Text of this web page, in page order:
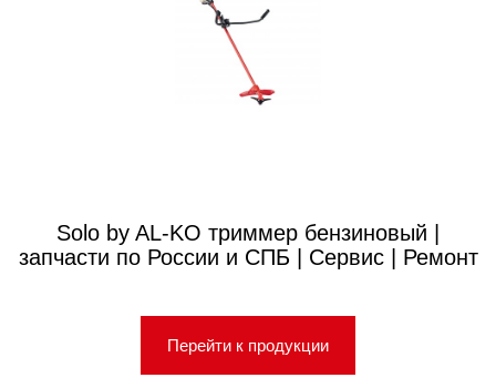
Solo by AL-KO триммер бензиновый |
запчасти по России и СПБ | Сервис | Ремонт
Перейти к продукции